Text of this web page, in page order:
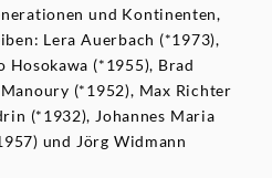
und Kontinenten,
Lera Auerbach (*1973),
Hosokawa (*1955), Brad
(*1952), Max Richter
(*1932), Johannes Maria
und Jörg Widmann